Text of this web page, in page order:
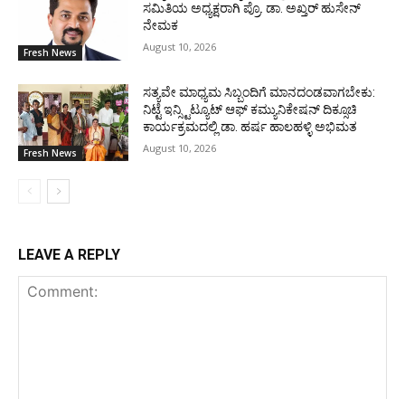
Fresh News
ಸಮಿತಿಯ ಅಧ್ಯಕ್ಷರಾಗಿ ಪ್ರೊ. ಡಾ. ಅಖ್ತರ್ ಹುಸೇನ್
ನೇಮಕ
August 10, 2026
Fresh News
ಸತ್ಯವೇ ಮಾಧ್ಯಮ ಸಿಬ್ಬಂದಿಗೆ ಮಾನದಂಡವಾಗಬೇಕು:
ನಿಟ್ಟೆ ಇನ್ಸ್ಟಿಟ್ಯೂಟ್ ಆಫ್ ಕಮ್ಯುನಿಕೇಷನ್ ದಿಕ್ಸೂಚಿ
ಕಾರ್ಯಕ್ರಮದಲ್ಲಿ ಡಾ. ಹರ್ಷ ಹಾಲಹಳ್ಳಿ ಅಭಿಮತ
August 10, 2026
LEAVE A REPLY